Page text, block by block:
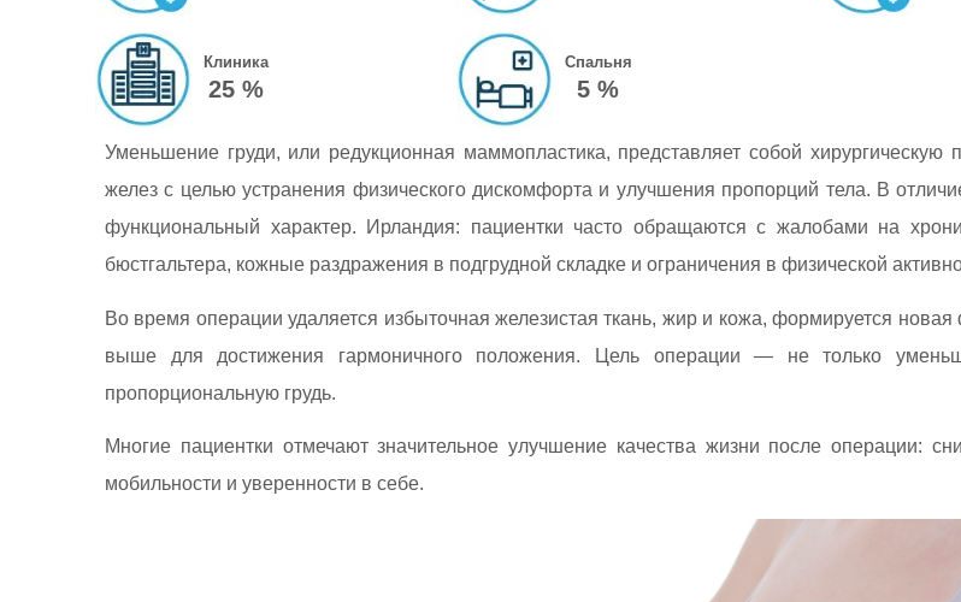
Клиника
25 %
Спальня
5 %
Уменьшение груди, или редукционная маммопластика, представляет собой
желез с целью устранения физического дискомфорта и улучшения пропорций тела. В
функциональный характер. Ирландия: пациентки часто обращаются с жалобами на
бюстгальтера, кожные раздражения в подгрудной складке и ограничения в физической
Во время операции удаляется избыточная железистая ткань, жир и кожа, формируется
выше для достижения гармоничного положения. Цель операции — не только
пропорциональную грудь.
Многие пациентки отмечают значительное улучшение качества жизни после операции:
мобильности и уверенности в себе.